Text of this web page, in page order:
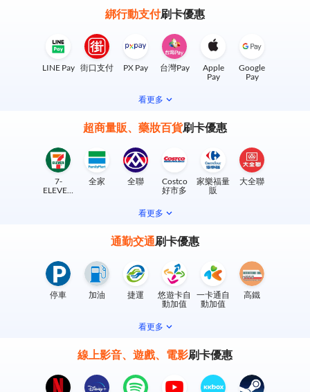
綁行動支付刷卡優惠
LINE Pay 街口支付 PX Pay 台灣Pay
Apple
Pay
Google
Pay
看更多
超商量販、藥妝百貨刷卡優惠
7-
ELEVEN
全家 全聯
Costco
好市多
家樂福量
販
大全聯
看更多
通勤交通刷卡優惠
停車 加油 捷運
悠遊卡自
動加值
一卡通自
動加值
高鐵
看更多
線上影音、遊戲、電影刷卡優惠